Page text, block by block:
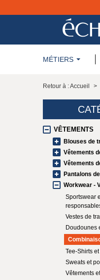
MÉTIERS
Retour à : Accueil >
VÊTEMENTS
Blouses de
Vêtements
Vêtements
Pantalons
Workwear -
Sportswear
Vestes de
Doudounes
Tee-Shirts
Sweats et
Vêtements